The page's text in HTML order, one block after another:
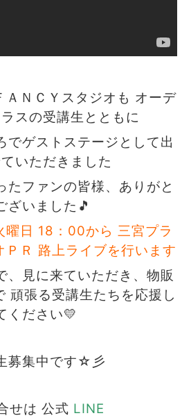
ＡＮＣＹスタジオも オーデ
スの受講生とともに
でゲストステージとして出
いただきました
たファンの皆様、ありがと
ざいました🎵
曜日 18：00から 三宮プラ
Ｒ 路上ライブを行います
、見に来ていただき、物販
頑張る受講生たちを応援し
ください💛
募集中です☆彡
せは 公式 LINE